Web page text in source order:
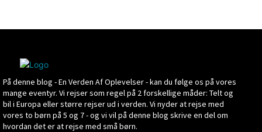
På denne blog - En Verden Af Oplevelser - kan du følge os på vores
mange eventyr. Vi rejser som regel på 2 forskellige måder: Telt og
bil i Europa eller større rejser ud i verden. Vi nyder at rejse med
vores to børn på 5 og 7 - og vi vil på denne blog skrive en del om
hvordan det er at rejse med små børn.